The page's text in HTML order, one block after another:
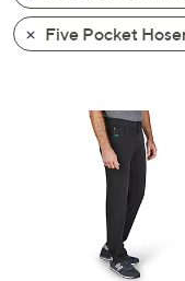
wischen
Sie
Five Pocket